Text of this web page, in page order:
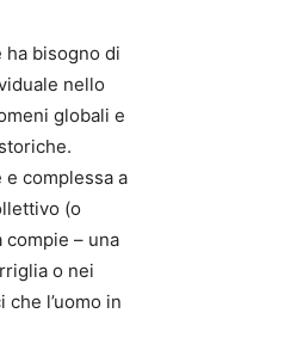
bisogno di
nello
globali e
complessa a
(o
– una
o nei
l’uomo in